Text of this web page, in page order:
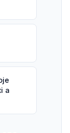
a